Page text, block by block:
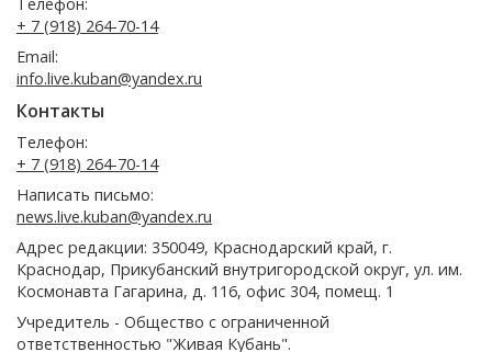
+ 7 (918) 264-70-14
Email:
info.live.kuban@yandex.ru
Контакты
Телефон:
+ 7 (918) 264-70-14
Написать письмо:
news.live.kuban@yandex.ru
Адрес редакции: 350049, Краснодарский край, г.
Краснодар, Прикубанский внутригородской округ, ул. им.
Космонавта Гагарина, д. 116, офис 304, помещ. 1
Учредитель - Общество с ограниченной
ответственностью "Живая Кубань".